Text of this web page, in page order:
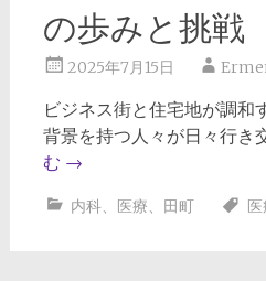
の歩みと挑戦
2025年7月15日
ビジネス街と住宅地が調和
背景を持つ人々が日々行き
む →
内科、 医療、 田町 医